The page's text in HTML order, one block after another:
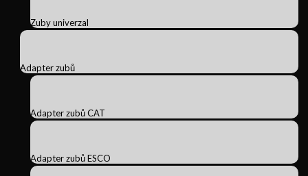
Zuby univerzal
Adapter zubů
Adapter zubů CAT
Adapter zubů ESCO